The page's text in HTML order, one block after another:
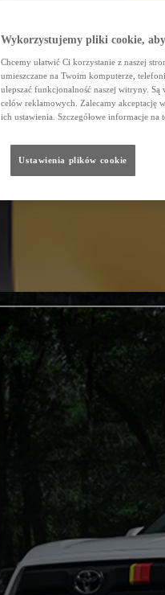
Wykorzystujemy pliki cookie,
Chcemy ułatwić Ci korzystanie z naszej
umieszczane na Twoim komputerze,
ulepszać funkcjonalność naszej witryny. Są
celów reklamowych. Zalecamy akceptację
ich ustawienia. Szczegółowe informacje na
Ustawienia plików cookie